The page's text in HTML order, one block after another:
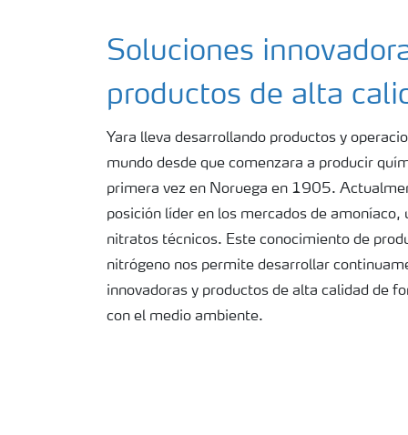
Soluciones
productos de alta
Yara lleva desarrollando productos y
mundo desde que comenzara a producir
primera vez en Noruega en 1905.
posición líder en los mercados de amoníaco,
nitratos técnicos. Este conocimiento de
nitrógeno nos permite desarrollar
innovadoras y productos de alta calidad de
con el medio ambiente.